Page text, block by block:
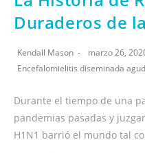
Duraderos de
Kendall Mason
marzo 26,
Encefalomielitis diseminada
Durante el tiempo de una
pandemias pasadas y
H1N1 barrió el mundo tal